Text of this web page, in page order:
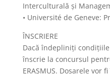
Interculturală și
• Université de Geneve:
ÎNSCRIERE
Dacă îndepliniţi
înscrie la concursul
ERASMUS. Dosarele vor